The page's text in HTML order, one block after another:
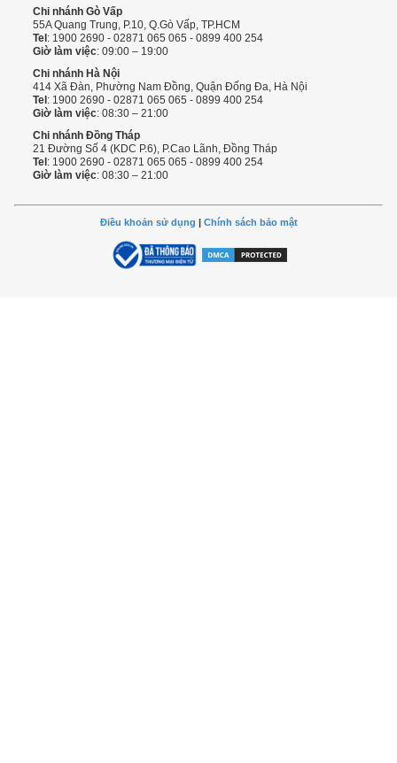
Chi nhánh Gò Vấp
55A Quang Trung, P.10, Q.Gò Vấp, TP.HCM
Tel : 1900 2690 - 02871 065 065 - 0899 400 254
Giờ làm việc: 09:00 – 19:00
Chi nhánh Hà Nội
414 Xã Đàn, Phường Nam Đồng, Quận Đống Đa, Hà Nội
Tel : 1900 2690 - 02871 065 065 - 0899 400 254
Giờ làm việc: 08:30 – 21:00
Chi nhánh Đồng Tháp
21 Đường Số 4 (KDC P.6), P.Cao Lãnh, Đồng Tháp
Tel : 1900 2690 - 02871 065 065 - 0899 400 254
Giờ làm việc: 08:30 – 21:00
Điều khoản sử dụng | Chính sách bảo mật